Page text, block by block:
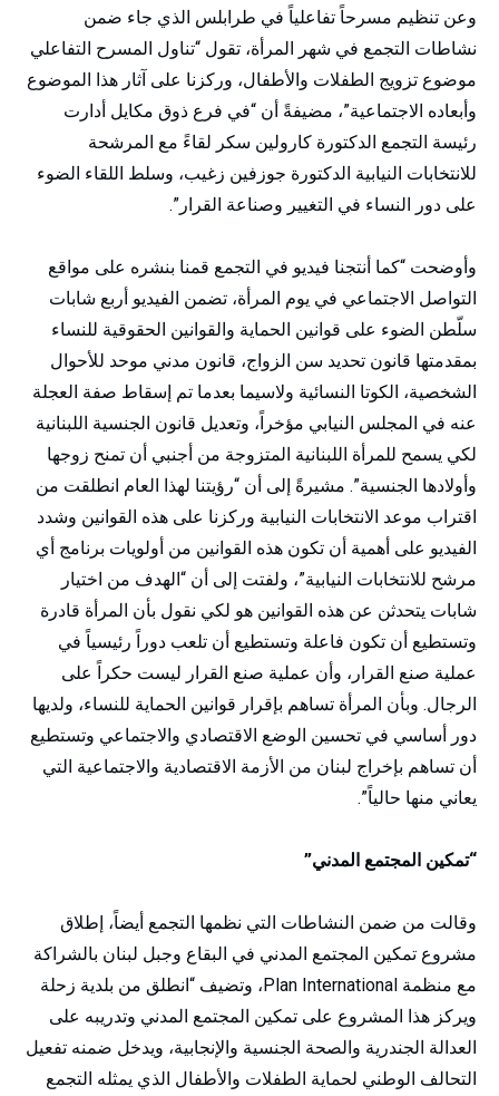
وعن تنظيم مسرحاً تفاعلياً في طرابلس الذي جاء ضمن
نشاطات التجمع في شهر المرأة، تقول “تناول المسرح التفاعلي
موضوع تزويج الطفلات والأطفال، وركزنا على آثار هذا الموضوع
وأبعاده الاجتماعية”، مضيفةً أن “في فرع ذوق مكايل أدارت
رئيسة التجمع الدكتورة كارولين سكر لقاءً مع المرشحة
للانتخابات النيابية الدكتورة جوزفين زغيب، وسلط اللقاء الضوء
على دور النساء في التغيير وصناعة القرار”.
وأوضحت “كما أنتجنا فيديو في التجمع قمنا بنشره على مواقع
التواصل الاجتماعي في يوم المرأة، تضمن الفيديو أربع شابات
سلّطن الضوء على قوانين الحماية والقوانين الحقوقية للنساء
بمقدمتها قانون تحديد سن الزواج، قانون مدني موحد للأحوال
الشخصية، الكوتا النسائية ولاسيما بعدما تم إسقاط صفة العجلة
عنه في المجلس النيابي مؤخراً، وتعديل قانون الجنسية اللبنانية
لكي يسمح للمرأة اللبنانية المتزوجة من أجنبي أن تمنح زوجها
وأولادها الجنسية”. مشيرةً إلى أن “رؤيتنا لهذا العام انطلقت من
اقتراب موعد الانتخابات النيابية وركزنا على هذه القوانين وشدد
الفيديو على أهمية أن تكون هذه القوانين من أولويات برنامج أي
مرشح للانتخابات النيابية”، ولفتت إلى أن “الهدف من اختيار
شابات يتحدثن عن هذه القوانين هو لكي نقول بأن المرأة قادرة
وتستطيع أن تكون فاعلة وتستطيع أن تلعب دوراً رئيسياً في
عملية صنع القرار، وأن عملية صنع القرار ليست حكراً على
الرجال. وبأن المرأة تساهم بإقرار قوانين الحماية للنساء، ولديها
دور أساسي في تحسين الوضع الاقتصادي والاجتماعي وتستطيع
أن تساهم بإخراج لبنان من الأزمة الاقتصادية والاجتماعية التي
يعاني منها حالياً”.
“تمكين المجتمع المدني”
وقالت من ضمن النشاطات التي نظمها التجمع أيضاً، إطلاق
مشروع تمكين المجتمع المدني في البقاع وجبل لبنان بالشراكة
مع منظمة Plan International، وتضيف “انطلق من بلدية زحلة
ويركز هذا المشروع على تمكين المجتمع المدني وتدريبه على
العدالة الجندرية والصحة الجنسية والإنجابية، ويدخل ضمنه تفعيل
التحالف الوطني لحماية الطفلات والأطفال الذي يمثله التجمع